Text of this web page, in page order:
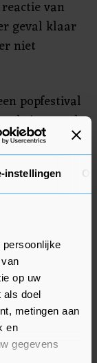
instellingen
op uw
als doel
metingen aan
en
gegevens
van
geval klaar
niet
popfestival
de in totaal
een
Guido
concert van